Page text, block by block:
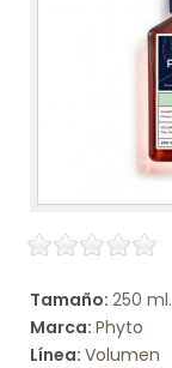
Tamaño: 250 ml.
Marca: Phyto
Línea: Volumen